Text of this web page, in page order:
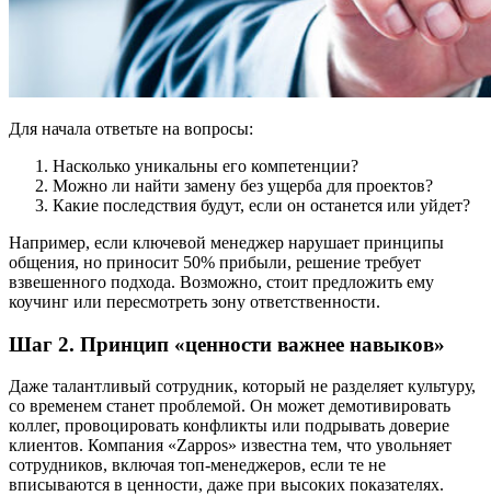
Для начала ответьте на вопросы:
Насколько уникальны его компетенции?
Можно ли найти замену без ущерба для проектов?
Какие последствия будут, если он останется или уйдет?
Например, если ключевой менеджер нарушает принципы
общения, но приносит 50% прибыли, решение требует
взвешенного подхода. Возможно, стоит предложить ему
коучинг или пересмотреть зону ответственности.
Шаг 2. Принцип «ценности важнее навыков»
Даже талантливый сотрудник, который не разделяет культуру,
со временем станет проблемой. Он может демотивировать
коллег, провоцировать конфликты или подрывать доверие
клиентов. Компания «Zappos» известна тем, что увольняет
сотрудников, включая топ-менеджеров, если те не
вписываются в ценности, даже при высоких показателях.